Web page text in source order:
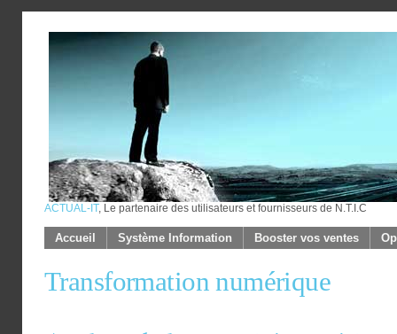
ACTUAL-IT, Le partenaire des utilisateurs et fournisseurs de N.T.I.C
Accueil Système Information Booster vos ventes
Transformation numérique